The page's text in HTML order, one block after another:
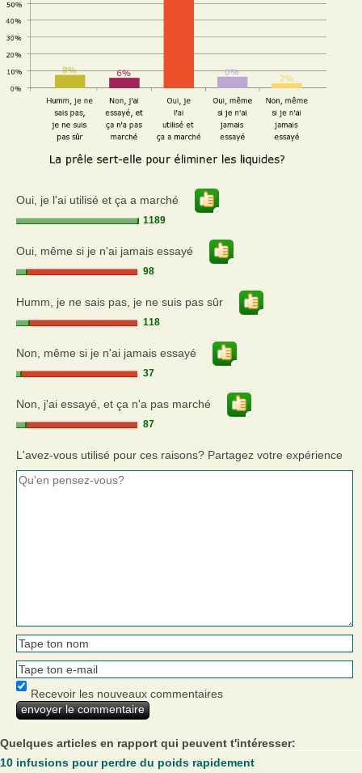
Oui, je l'ai utilisé et ça a marché
1189
Oui, même si je n'ai jamais essayé
98
Humm, je ne sais pas, je ne suis pas sûr
118
Non, même si je n'ai jamais essayé
37
Non, j'ai essayé, et ça n'a pas marché
87
L'avez-vous utilisé pour ces raisons? Partagez votre expérience
Recevoir les nouveaux commentaires
Quelques articles en rapport qui peuvent t'intéresser:
10 infusions pour perdre du poids rapidement